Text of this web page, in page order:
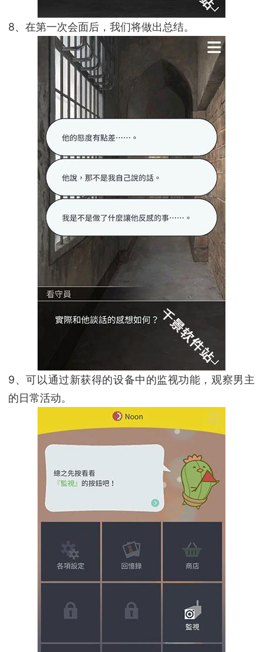
8、在第一次会面后，我们将做出总结。
9、可以通过新获得的设备中的监视功能，观察男主
的日常活动。